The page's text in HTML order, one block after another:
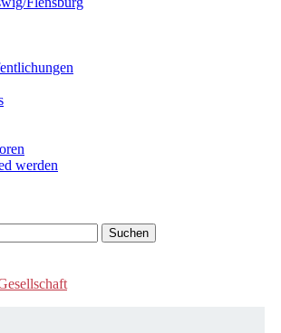
werden